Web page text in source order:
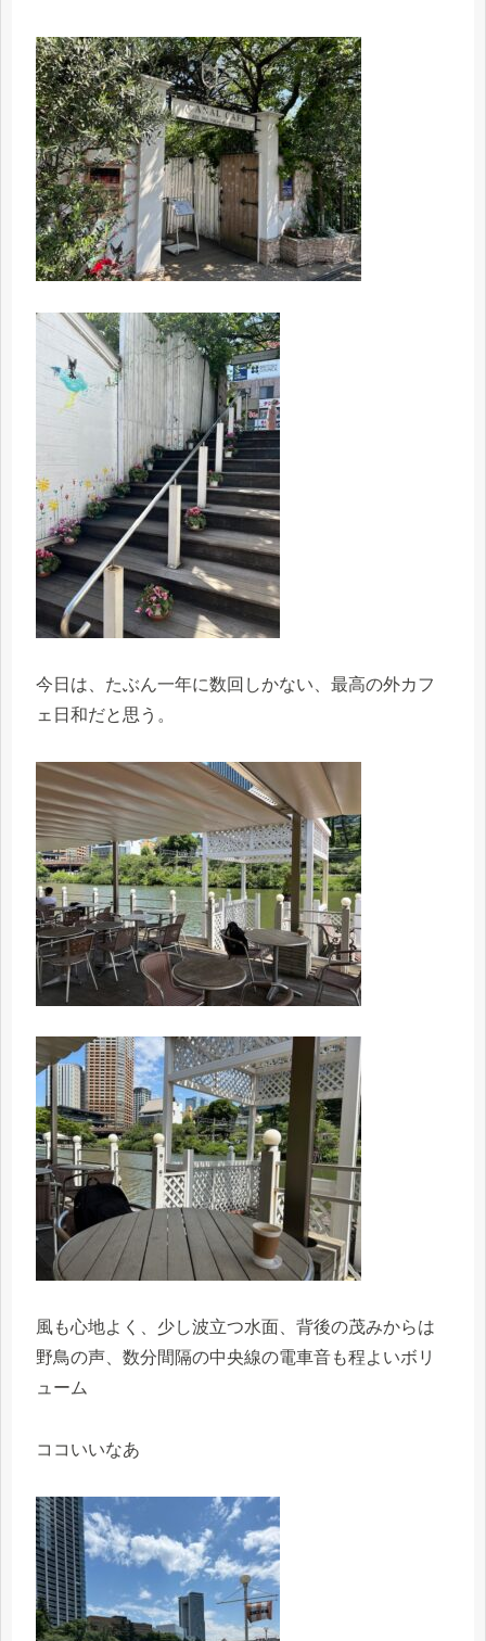
今日は、たぶん一年に数回しかない、最高の外カフ
ェ日和だと思う。
風も心地よく、少し波立つ水面、背後の茂みからは
野鳥の声、数分間隔の中央線の電車音も程よいボリ
ューム
ココいいなあ